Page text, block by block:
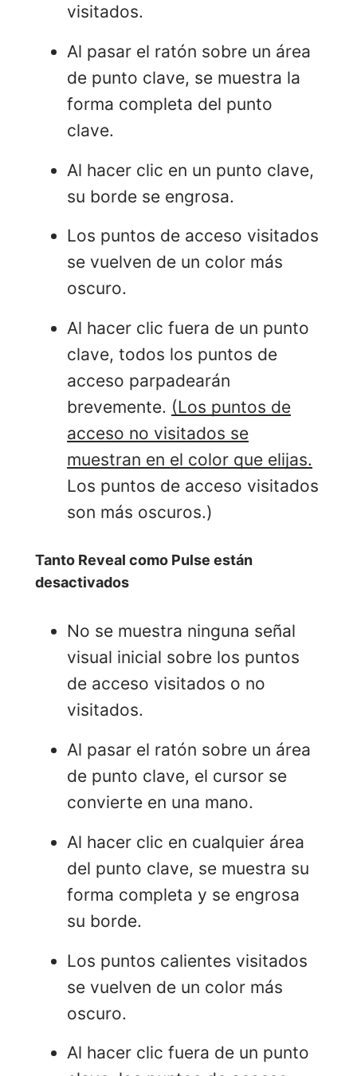
visitados.
Al pasar el ratón sobre un área
de punto clave, se muestra la
forma completa del punto
clave.
Al hacer clic en un punto clave,
su borde se engrosa.
Los puntos de acceso visitados
se vuelven de un color más
oscuro.
Al hacer clic fuera de un punto
clave, todos los puntos de
acceso parpadearán
brevemente. (Los puntos de
acceso no visitados se
muestran en el color que elijas.
Los puntos de acceso visitados
son más oscuros.)
Tanto Reveal como Pulse están
desactivados
No se muestra ninguna señal
visual inicial sobre los puntos
de acceso visitados o no
visitados.
Al pasar el ratón sobre un área
de punto clave, el cursor se
convierte en una mano.
Al hacer clic en cualquier área
del punto clave, se muestra su
forma completa y se engrosa
su borde.
Los puntos calientes visitados
se vuelven de un color más
oscuro.
Al hacer clic fuera de un punto